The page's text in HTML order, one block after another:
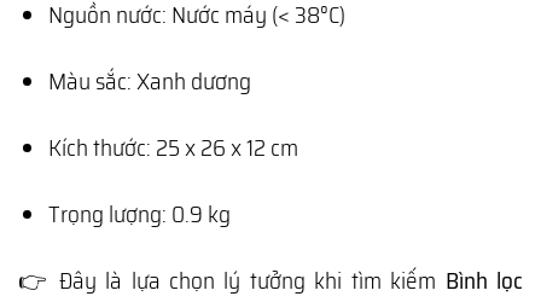
Nguồn nước: Nước máy (< 38°C)
Màu sắc: Xanh dương
Kích thước: 25 x 26 x 12 cm
Trọng lượng: 0.9 kg
👉 Đây là lựa chọn lý tưởng khi tìm kiếm Bình lọc